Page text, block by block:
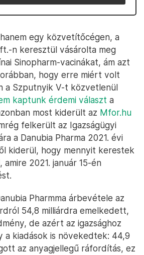
egy közvetítőcégen, a
n keresztül vásárolta meg
Sinopharm-vacinákat, ám azt
hogy erre miért volt
a Szputnyik V-t közvetlenül
kaptunk érdemi választ a
most kiderült az Mfor.hu
felkerült az Igazságügyi
a Danubia Pharma 2021. évi
kiderül, hogy mennyit kerestek
2021. január 15-én
Pharmma árbevétele az
54,8 milliárdra emelkedett,
de azért az igazsághoz
a kiadások is növekedtek: 44,9
az anyagjellegű ráfordítás, ez